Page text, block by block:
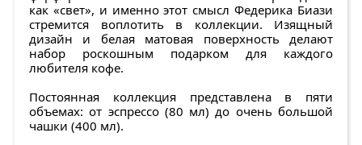
как «свет», и именно этот смысл Федерика Биази
стремится воплотить в коллекции. Изящный
дизайн и белая матовая поверхность делают
набор роскошным подарком для каждого
любителя кофе.
Постоянная коллекция представлена в пяти
объемах: от эспрессо (80 мл) до очень большой
чашки (400 мл).